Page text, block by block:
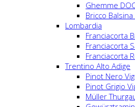
Ghemme
Bricco
Lombardia
Franciacorta
Franciacorta
Franciacorta
Trentino Alto Adige
Pinot Nero
Pinot Grigio
Müller